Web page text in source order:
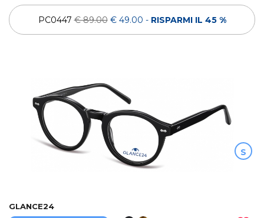
PC0447€ 89.00 € 49.00 - RISPARMI IL 45 %
S
GLANCE24